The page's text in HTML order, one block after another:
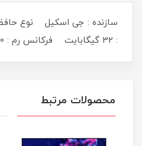
: 32 گیگابایت فرکانس رم : 6400 مگاهرتز
محصولات مرتبط